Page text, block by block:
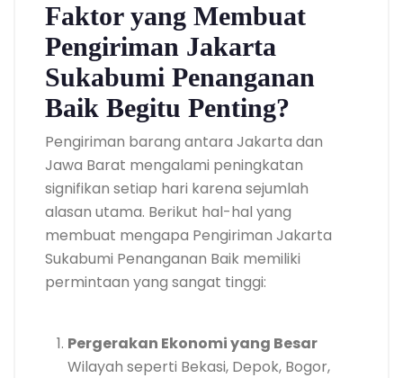
Faktor yang Membuat
Pengiriman Jakarta
Sukabumi Penanganan
Baik Begitu Penting?
Pengiriman barang antara Jakarta dan
Jawa Barat mengalami peningkatan
signifikan setiap hari karena sejumlah
alasan utama. Berikut hal-hal yang
membuat mengapa Pengiriman Jakarta
Sukabumi Penanganan Baik memiliki
permintaan yang sangat tinggi:
Pergerakan Ekonomi yang Besar
Wilayah seperti Bekasi, Depok, Bogor,